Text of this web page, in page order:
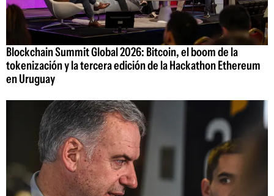
Blockchain Summit Global 2026: Bitcoin, el boom de la
tokenización y la tercera edición de la Hackathon Ethereum
en Uruguay